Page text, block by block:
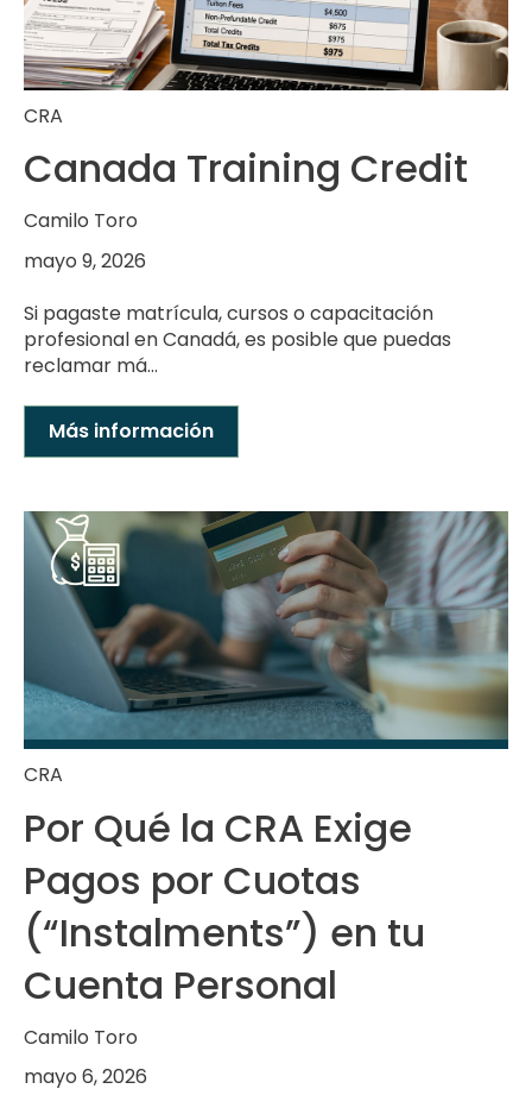
CRA
Canada Training Credit
Camilo Toro
mayo 9, 2026
Si pagaste matrícula, cursos o capacitación
profesional en Canadá, es posible que puedas
reclamar má...
Más información
CRA
Por Qué la CRA Exige
Pagos por Cuotas
(“Instalments”) en tu
Cuenta Personal
Camilo Toro
mayo 6, 2026